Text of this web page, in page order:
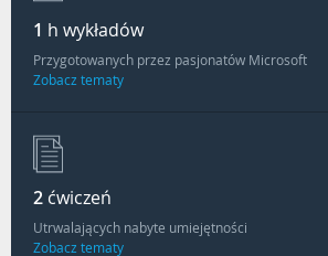
1 h wykładów
Przygotowanych przez pasjonatów Microsoft
Zobacz tematy
2 ćwiczeń
Utrwalających nabyte umiejętności
Zobacz tematy